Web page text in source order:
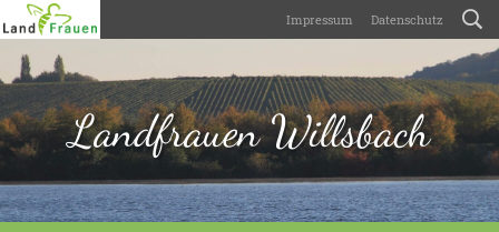
Impressum Datenschutz
Landfrauen Willsbach